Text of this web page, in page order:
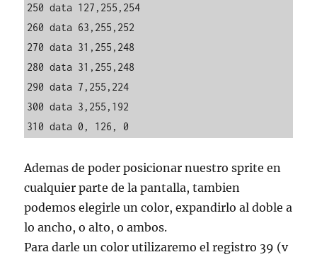
250 data 127,255,254
260 data 63,255,252
270 data 31,255,248
280 data 31,255,248
290 data 7,255,224
300 data 3,255,192
310 data 0, 126, 0
Ademas de poder posicionar nuestro sprite en
cualquier parte de la pantalla, tambien
podemos elegirle un color, expandirlo al doble a
lo ancho, o alto, o ambos.
Para darle un color utilizaremo el registro 39 (v